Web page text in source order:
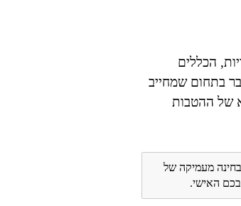
הכללים
בתחום שמחייב
של ההטבות
בחינה מעמיקה של
האישי.